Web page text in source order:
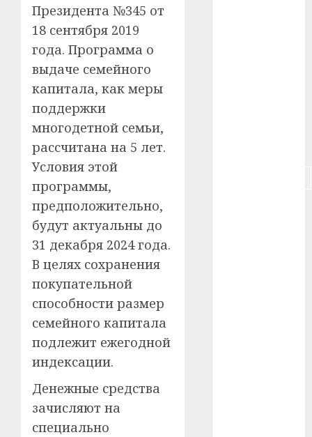
Президента №345 от
18 сентября 2019
года. Программа о
выдаче семейного
капитала, как меры
поддержки
многодетной семьи,
рассчитана на 5 лет.
Условия этой
программы,
предположительно,
будут актуальны до
31 декабря 2024 года.
В целях сохранения
покупательной
способности размер
семейного капитала
подлежит ежегодной
индексации.
Денежные средства
зачисляют на
специально